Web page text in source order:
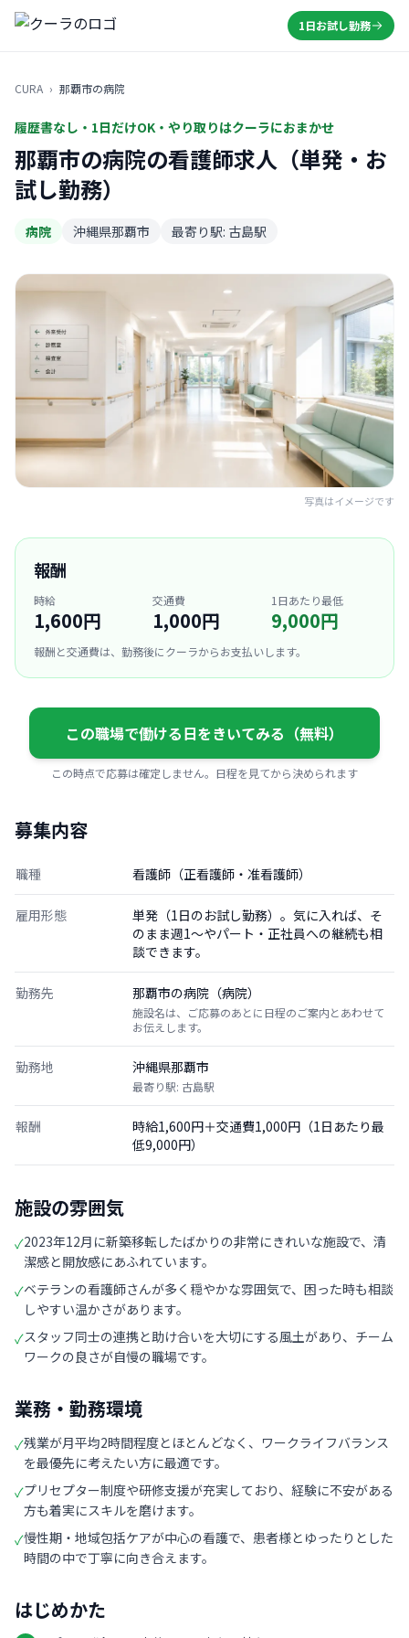
1日お試し勤務
CURA › 那覇市の病院
履歴書なし・1日だけOK・やり取りはクーラにおまかせ
那覇市の病院の看護師求人（単発・お
試し勤務）
病院 沖縄県那覇市 最寄り駅: 古島駅
写真はイメージです
報酬
時給
1,600円
交通費
1,000円
1日あたり最低
9,000円
報酬と交通費は、勤務後にクーラからお支払いします。
この職場で働ける日をきいてみる（無料）
この時点で応募は確定しません。日程を見てから決められます
募集内容
職種 看護師（正看護師・准看護師）
雇用形態
単発（1日のお試し勤務）。気に入れば、そ
のまま週1〜やパート・正社員への継続も相
談できます。
勤務先 那覇市の病院（病院）
施設名は、ご応募のあとに日程のご案内とあわせて
お伝えします。
勤務地 沖縄県那覇市
最寄り駅: 古島駅
報酬
時給1,600円＋交通費1,000円（1日あたり最
低9,000円）
施設の雰囲気
✓2023年12月に新築移転したばかりの非常にきれいな施設で、清
潔感と開放感にあふれています。
✓ベテランの看護師さんが多く穏やかな雰囲気で、困った時も相談
しやすい温かさがあります。
✓スタッフ同士の連携と助け合いを大切にする風土があり、チーム
ワークの良さが自慢の職場です。
業務・勤務環境
✓残業が月平均2時間程度とほとんどなく、ワークライフバランス
を最優先に考えたい方に最適です。
✓プリセプター制度や研修支援が充実しており、経験に不安がある
方も着実にスキルを磨けます。
✓慢性期・地域包括ケアが中心の看護で、患者様とゆったりとした
時間の中で丁寧に向き合えます。
はじめかた